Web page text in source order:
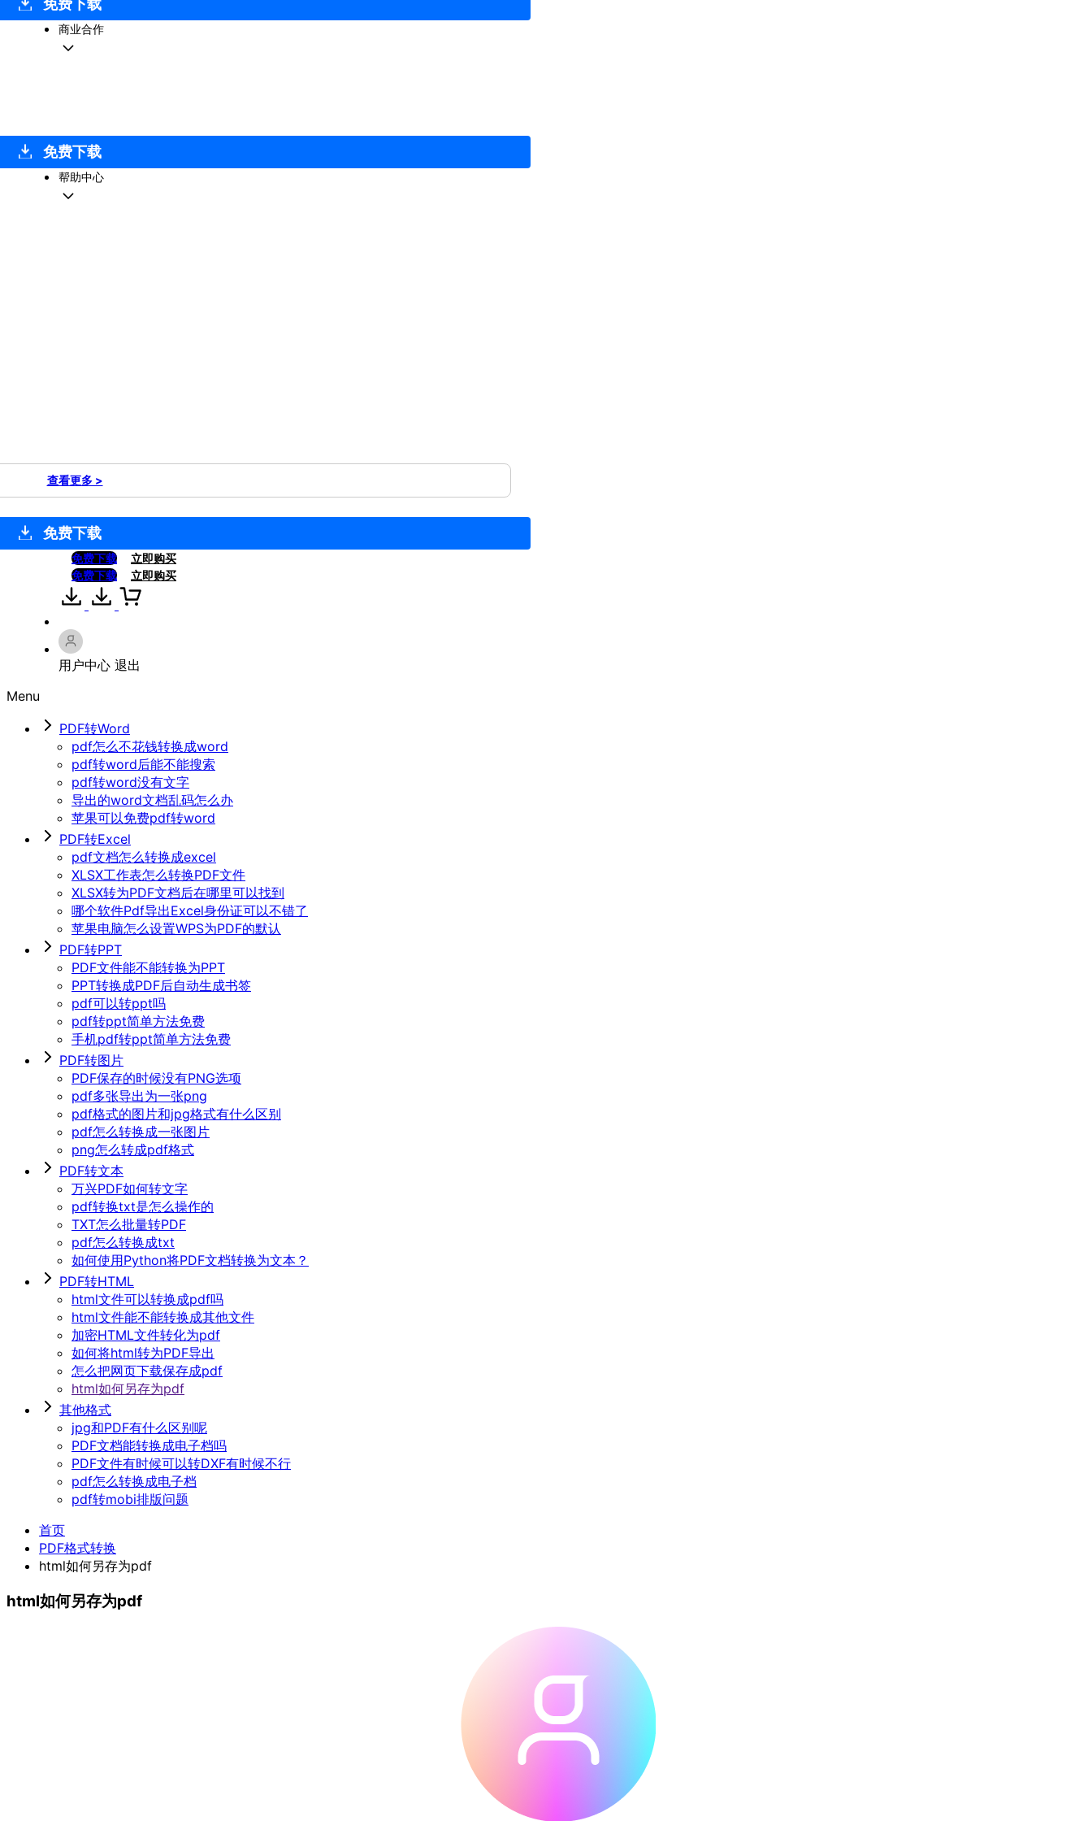
免费下载
商业合作
免费下载
帮助中心
查看更多 >
免费下载
免费下载
立即购买
免费下载
立即购买
用户中心 退出
Menu
PDF转Word
pdf怎么不花钱转换成word
pdf转word后能不能搜索
pdf转word没有文字
导出的word文档乱码怎么办
苹果可以免费pdf转word
PDF转Excel
pdf文档怎么转换成excel
XLSX工作表怎么转换PDF文件
XLSX转为PDF文档后在哪里可以找到
哪个软件Pdf导出Excel身份证可以不错了
苹果电脑怎么设置WPS为PDF的默认
PDF转PPT
PDF文件能不能转换为PPT
PPT转换成PDF后自动生成书签
pdf可以转ppt吗
pdf转ppt简单方法免费
手机pdf转ppt简单方法免费
PDF转图片
PDF保存的时候没有PNG选项
pdf多张导出为一张png
pdf格式的图片和jpg格式有什么区别
pdf怎么转换成一张图片
png怎么转成pdf格式
PDF转文本
万兴PDF如何转文字
pdf转换txt是怎么操作的
TXT怎么批量转PDF
pdf怎么转换成txt
如何使用Python将PDF文档转换为文本？
PDF转HTML
html文件可以转换成pdf吗
html文件能不能转换成其他文件
加密HTML文件转化为pdf
如何将html转为PDF导出
怎么把网页下载保存成pdf
html如何另存为pdf
其他格式
jpg和PDF有什么区别呢
PDF文档能转换成电子档吗
PDF文件有时候可以转DXF有时候不行
pdf怎么转换成电子档
pdf转mobi排版问题
首页
PDF格式转换
html如何另存为pdf
html如何另存为pdf